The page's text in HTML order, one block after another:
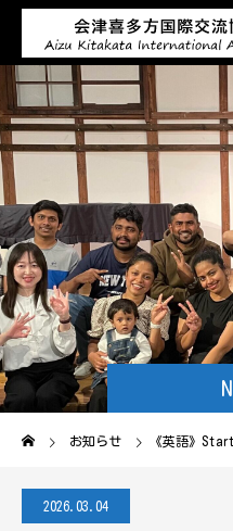
お知らせ 《英語》Starting
2026.03.04